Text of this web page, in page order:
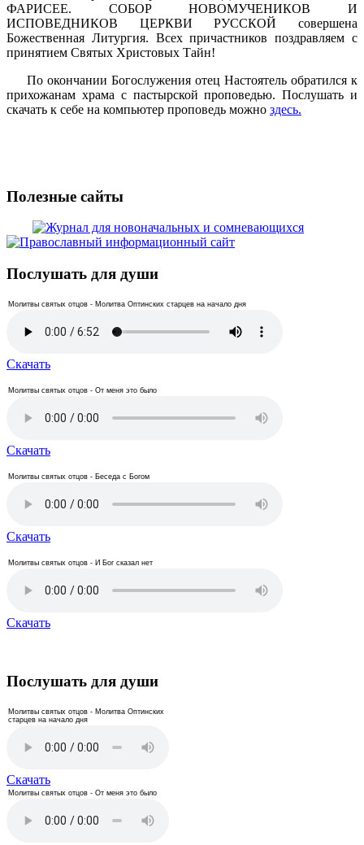
ФАРИСЕЕ. СОБОР НОВОМУЧЕНИКОВ И
ИСПОВЕДНИКОВ ЦЕРКВИ РУССКОЙ
совершена
Божественная Литургия. Всех причастников поздравляем с
принятием Святых Христовых Тайн!
По окончании Богослужения отец Настоятель обратился к
прихожанам храма с пастырской проповедью. Послушать и
скачать к себе на компьютер проповедь можно здесь.
Полезные сайты
Послушать для души
Молитвы святых отцов - Молитва Оптинских старцев на начало дня
Скачать
Молитвы святых отцов - От меня это было
Скачать
Молитвы святых отцов - Беседа с Богом
Скачать
Молитвы святых отцов - И Бог сказал нет
Скачать
Послушать для души
Молитвы святых отцов - Молитва Оптинских
старцев на начало дня
Скачать
Молитвы святых отцов - От меня это было